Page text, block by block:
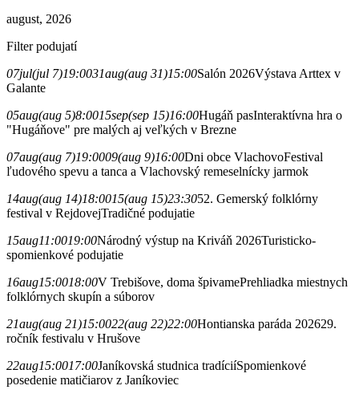
august, 2026
Filter podujatí
07jul(jul 7)19:0031aug(aug 31)15:00Salón 2026Výstava Arttex v
Galante
05aug(aug 5)8:0015sep(sep 15)16:00Hugáň pasInteraktívna hra o
"Hugáňove" pre malých aj veľkých v Brezne
07aug(aug 7)19:0009(aug 9)16:00Dni obce VlachovoFestival
ľudového spevu a tanca a Vlachovský remeselnícky jarmok
14aug(aug 14)18:0015(aug 15)23:3052. Gemerský folklórny
festival v RejdovejTradičné podujatie
15aug11:0019:00Národný výstup na Kriváň 2026Turisticko-
spomienkové podujatie
16aug15:0018:00V Trebišove, doma špivamePrehliadka miestnych
folklórnych skupín a súborov
21aug(aug 21)15:0022(aug 22)22:00Hontianska paráda 202629.
ročník festivalu v Hrušove
22aug15:0017:00Janíkovská studnica tradíciíSpomienkové
posedenie matičiarov z Janíkoviec